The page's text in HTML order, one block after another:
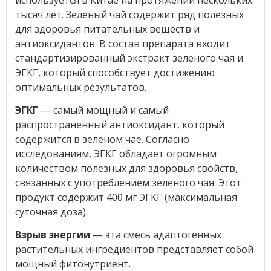
тысяч лет. Зеленый чай содержит ряд полезных
для здоровья питательных веществ и
антиоксидантов. В состав препарата входит
стандартизированный экстракт зеленого чая и
ЭГКГ, который способствует достижению
оптимальных результатов.
ЭГКГ— самый мощный и самый
распространенный антиоксидант, который
содержится в зеленом чае. Согласно
исследованиям, ЭГКГ обладает огромным
количеством полезных для здоровья свойств,
связанных с употреблением зеленого чая. Этот
продукт содержит 400 мг ЭГКГ (максимальная
суточная доза).
Взрыв энергии — эта смесь адаптогенных
растительных ингредиентов представляет собой
мощный фитонутриент.